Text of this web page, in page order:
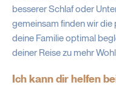
besserer Schlaf oder
gemeinsam finden wir
deine Familie optimal
deiner Reise zu mehr
Ich kann dir helfen